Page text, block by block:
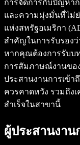
การจัดการกับปัญหา
และความมุ่งมั่นที่ไม่
แห่งสหรัฐอเมริกา
สำคัญในการรับรอง
หากคุณต้องการรับบ
การสัมภาษณ์งานขอ
ประสานงานการเข้
ควรคาดหวัง รวมถึง
สำเร็จในสาขานี้
ผู้ประสานงาน